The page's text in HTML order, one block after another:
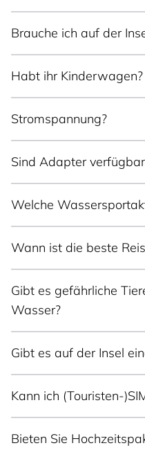
Brauche ich auf der
Habt ihr Kinderwagen?
Stromspannung?
Sind Adapter
Welche
Wann ist die beste
Gibt es gefährliche
Wasser?
Gibt es auf der Insel
Kann ich (Touristen-
Bieten Sie